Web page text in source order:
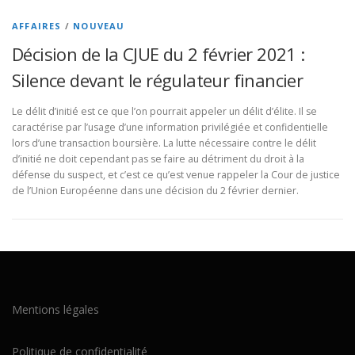
AFFAIRES / NOUVEAU
Décision de la CJUE du 2 février 2021 :
Silence devant le régulateur financier
Le délit d’initié est ce que l’on pourrait appeler un délit d’élite. Il se
caractérise par l’usage d’une information privilégiée et confidentielle
lors d’une transaction boursière. La lutte nécessaire contre le délit
d’initié ne doit cependant pas se faire au détriment du droit à la
défense du suspect, et c’est ce qu’est venue rappeler la Cour de justice
de l’Union Européenne dans une décision du 2 février dernier.
Mentions légales
Politique de confidentialité